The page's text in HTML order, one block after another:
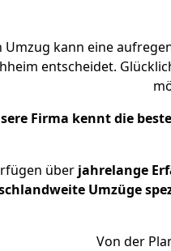
Umzug kann eine
entscheidet.
Firma kennt die
über jahrelange
Umzüge
Von der